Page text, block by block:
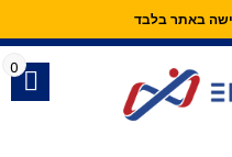
באתר בלבד
0